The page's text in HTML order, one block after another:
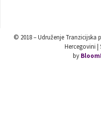
© 2018 – Udruženje
Hercegovini |
by